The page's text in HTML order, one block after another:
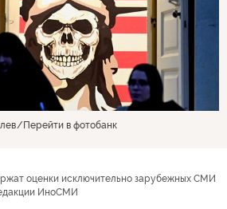
Перейти в фотобанк
оценки исключительно зарубежных СМИ
ИноСМИ